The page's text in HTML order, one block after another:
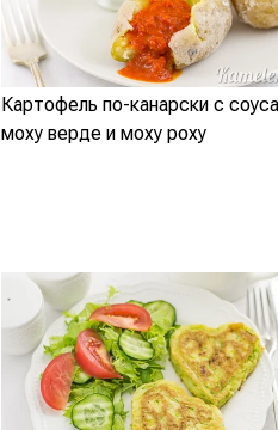
Картофель по-канарски с
моху верде и моху роху